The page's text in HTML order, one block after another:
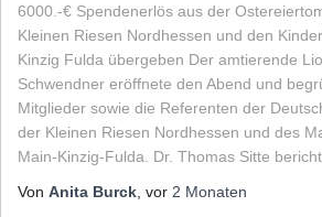
6000.-€ Spendenerlös aus der
Kleinen Riesen Nordhessen und den
Kinzig Fulda übergeben Der amtierende
Schwendner eröffnete den Abend und
Mitglieder sowie die Referenten der
der Kleinen Riesen Nordhessen und des
Main-Kinzig-Fulda. Dr. Thomas Sitte
Von Anita Burck , vor 2 Monaten